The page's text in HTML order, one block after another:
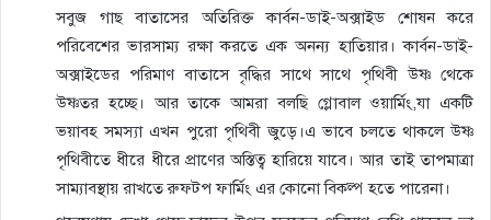
সবুজ গাছ বাতাসের অতিরিক্ত কার্বন-ডাই-অক্সাইড শোষন করে
পরিবেশের ভারসাম্য রক্ষা করতে এক অনন্য হাতিয়ার। কার্বন-ডাই-
অক্সাইডের পরিমাণ বাতাসে বৃদ্ধির সাথে সাথে পৃথিবী উষ্ণ থেকে
উষ্ণতর হচ্ছে। আর তাকে আমরা বলছি গ্লোবাল ওয়ার্মিং,যা একটি
ভয়াবহ সমস্যা এখন পুরো পৃথিবী জুড়ে।এ ভাবে চলতে থাকলে উষ্ণ
পৃথিবীতে ধীরে ধীরে প্রাণের অস্তিত্ব হারিয়ে যাবে। আর তাই তাপমাত্রা
সাম্যাবস্থায় রাখতে রুফটপ ফার্মিং এর কোনো বিকল্প হতে পারেনা।